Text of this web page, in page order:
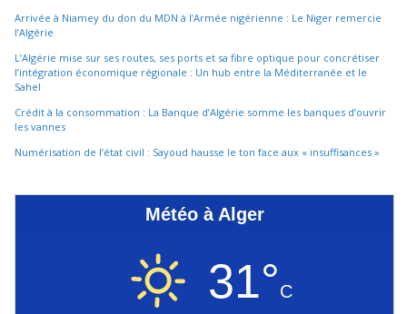
Arrivée à Niamey du don du MDN à l’Armée nigérienne : Le Niger remercie
l’Algérie
L’Algérie mise sur ses routes, ses ports et sa fibre optique pour concrétiser
l’intégration économique régionale : Un hub entre la Méditerranée et le
Sahel
Crédit à la consommation : La Banque d’Algérie somme les banques d’ouvrir
les vannes
Numérisation de l’état civil : Sayoud hausse le ton face aux « insuffisances »
Météo à Alger
31°C